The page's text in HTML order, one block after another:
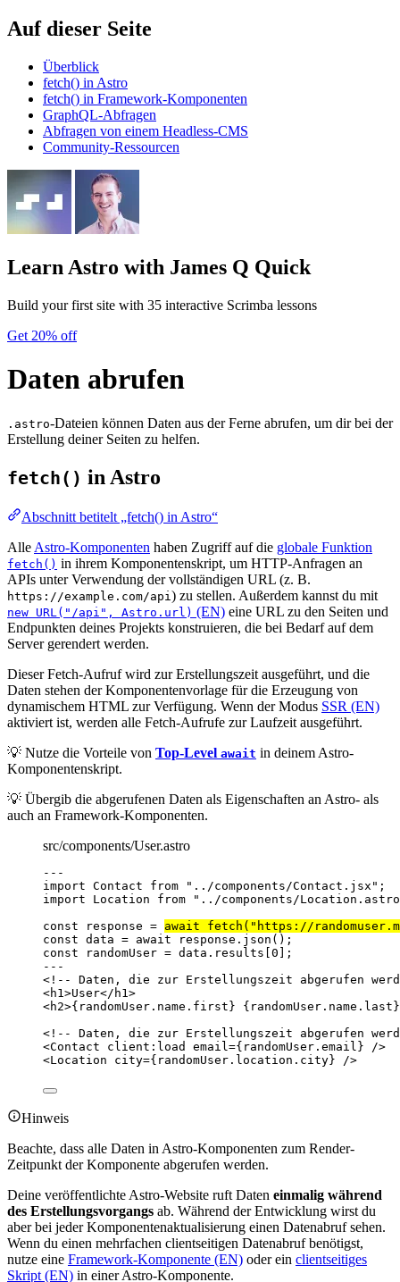
Auf dieser Seite
Überblick
fetch() in Astro
fetch() in Framework-Komponenten
GraphQL-Abfragen
Abfragen von einem Headless-CMS
Community-Ressourcen
Learn Astro with James Q Quick
Build your first site with 35 interactive Scrimba lessons
Get 20% off
Daten abrufen
.astro-Dateien können Daten aus der Ferne abrufen, um dir bei der
Erstellung deiner Seiten zu helfen.
fetch() in Astro
Abschnitt betitelt „fetch() in Astro“
Alle Astro-Komponenten haben Zugriff auf die globale Funktion
fetch() in ihrem Komponentenskript, um HTTP-Anfragen an
APIs unter Verwendung der vollständigen URL (z. B.
https://example.com/api ) zu stellen. Außerdem kannst du mit
new URL("/api", Astro.url) (EN) eine URL zu den Seiten und
Endpunkten deines Projekts konstruieren, die bei Bedarf auf dem
Server gerendert werden.
Dieser Fetch-Aufruf wird zur Erstellungszeit ausgeführt, und die
Daten stehen der Komponentenvorlage für die Erzeugung von
dynamischem HTML zur Verfügung. Wenn der Modus SSR (EN)
aktiviert ist, werden alle Fetch-Aufrufe zur Laufzeit ausgeführt.
💡 Nutze die Vorteile von Top-Level await in deinem Astro-
Komponentenskript.
💡 Übergib die abgerufenen Daten als Eigenschaften an Astro- als
auch an Framework-Komponenten.
src/components/User.astro
---
import Contact from " ../components/Contact.jsx " ;
import Location from " ../components/Location.astro
const
response = await fetch ( " https://
const data = await response . json ();
const
randomUser = data . results [0 ];
---
<!-- Daten, die zur Erstellungszeit abgerufen
<h1 >User</ h1 >
<h2>{ randomUser . name . first} { randomUser . name . last}
<!-- Daten, die zur Erstellungszeit abgerufen
<Contact client:load email ={ randomUser . email } />
<Location city={ randomUser . location . city} />
Hinweis
Beachte, dass alle Daten in Astro-Komponenten zum Render-
Zeitpunkt der Komponente abgerufen werden.
Deine veröffentlichte Astro-Website ruft Daten einmalig während
des Erstellungsvorgangs ab. Während der Entwicklung wirst du
aber bei jeder Komponentenaktualisierung einen Datenabruf sehen.
Wenn du einen mehrfachen clientseitigen Datenabruf benötigst,
nutze eine Framework-Komponente (EN) oder ein clientseitiges
Skript (EN) in einer Astro-Komponente.